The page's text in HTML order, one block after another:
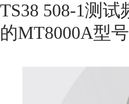
TS38 508-1测
的MT8000A型